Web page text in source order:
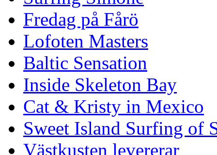
Fredag på Fårö
Lofoten Masters
Baltic Sensation
Inside Skeleton Bay
Cat & Kristy in Mexico
Sweet Island Surfing of
Västkusten levererar